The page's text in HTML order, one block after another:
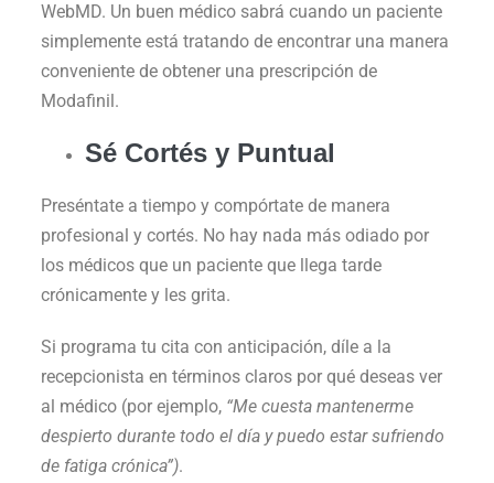
WebMD. Un buen médico sabrá cuando un paciente
simplemente está tratando de encontrar una manera
conveniente de obtener una prescripción de
Modafinil.
Sé Cortés y Puntual
Preséntate a tiempo y compórtate de manera
profesional y cortés. No hay nada más odiado por
los médicos que un paciente que llega tarde
crónicamente y les grita.
Si programa tu cita con anticipación, díle a la
recepcionista en términos claros por qué deseas ver
al médico (por ejemplo, “Me cuesta mantenerme
despierto durante todo el día y puedo estar sufriendo
de fatiga crónica”).